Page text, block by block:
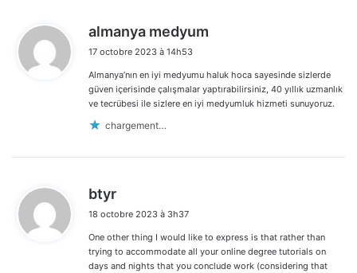
almanya medyum
:
17 octobre 2023 à 14h53
Almanya’nın en iyi medyumu haluk hoca sayesinde sizlerde
güven içerisinde çalışmalar yaptırabilirsiniz, 40 yıllık uzmanlık
ve tecrübesi ile sizlere en iyi medyumluk hizmeti sunuyoruz.
chargement…
btyr
t
:
18 octobre 2023 à 3h37
One other thing I would like to express is that rather than
trying to accommodate all your online degree tutorials on
days and nights that you conclude work (considering that